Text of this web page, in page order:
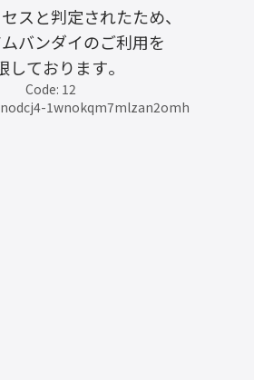
スと判定されたため、
バンダイのご利用を
しております。
Code: 12
1wnokqm7mlzan2omh